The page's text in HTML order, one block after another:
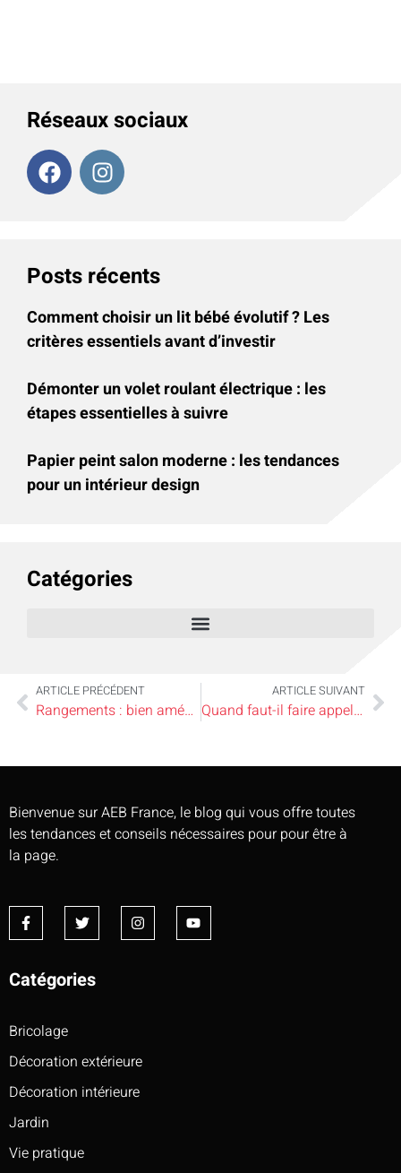
Réseaux sociaux
Posts récents
Comment choisir un lit bébé évolutif ? Les
critères essentiels avant d’investir
Démonter un volet roulant électrique : les
étapes essentielles à suivre
Papier peint salon moderne : les tendances
pour un intérieur design
Catégories
ARTICLE PRÉCÉDENT
Rangements : bien aménager son espace DIY
ARTICLE SUIVANT
Quand faut-il faire appel à un artisan couvreur ?
Bienvenue sur AEB France, le blog qui vous offre toutes
les tendances et conseils nécessaires pour pour être à
la page.
Catégories
Bricolage
Décoration extérieure
Décoration intérieure
Jardin
Vie pratique